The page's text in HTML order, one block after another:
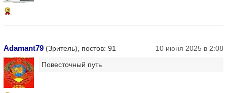
2
Adamant79 (Зритель), постов: 91 10 июня 2025 в 2:08
Повесточный путь